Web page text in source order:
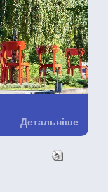
Детальніше